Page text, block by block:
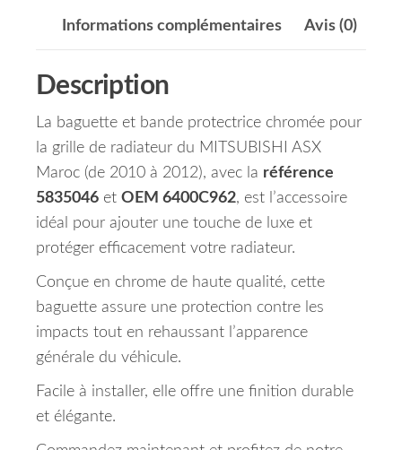
Informations complémentaires Avis (0)
Description
La baguette et bande protectrice chromée pour
la grille de radiateur du MITSUBISHI ASX
Maroc (de 2010 à 2012), avec la référence
5835046 et OEM 6400C962, est l’accessoire
idéal pour ajouter une touche de luxe et
protéger efficacement votre radiateur.
Conçue en chrome de haute qualité, cette
baguette assure une protection contre les
impacts tout en rehaussant l’apparence
générale du véhicule.
Facile à installer, elle offre une finition durable
et élégante.